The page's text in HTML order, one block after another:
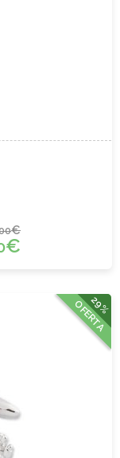
€
€
29%
OFERTA